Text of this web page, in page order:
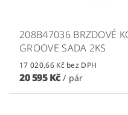
208B47036 BRZDOVÉ
GROOVE SADA 2KS
17 020,66 Kč bez DPH
20 595 Kč/ pár